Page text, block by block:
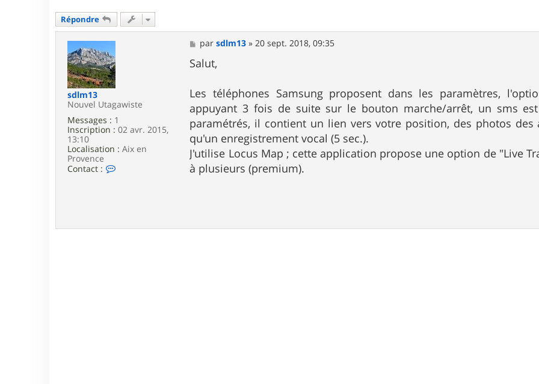
Répondre
sdlm13
Nouvel Utagawiste
Messages : 1
Inscription : 02 avr. 2015,
13:10
Localisation : Aix en
Provence
Contact :
M
e
s
s
g
e
parsdlm13 »20 sept. 2018, 09:35
Salut,
Les téléphones Samsung proposent dans les paramètres,
appuyant 3 fois de suite sur le bouton marche/arrêt, un sms
paramétrés, il contient un lien vers votre position, des photos
qu'un enregistrement vocal (5 sec.).
J'utilise Locus Map ; cette application propose une option de "Live
à plusieurs (premium).